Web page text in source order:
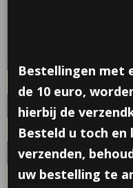
Namen
Kleur vinyl
Bestellingen met
de 10 euro,
hierbij de
Besteld u toch
verzenden,
uw bestelling te